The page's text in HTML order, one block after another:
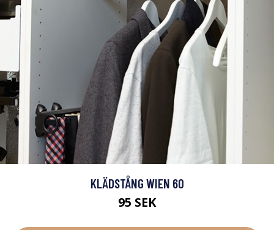
KLÄDSTÅNG WIEN 60
95 SEK